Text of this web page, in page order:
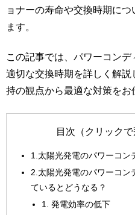
ョナーの寿命や交換時期に
ます。
この記事では、パワーコン
適切な交換時期を詳しく解
持の観点から最適な対策をお
目次（クリックで
1.太陽光発電のパワーコン
2.太陽光発電のパワーコン
ているとどうなる？
1. 発電効率の低下